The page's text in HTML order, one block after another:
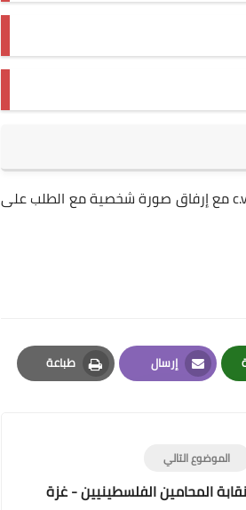
على من ترغب في التقدم للوظيفة ويتوفر لديها الشروط اللازمة ارسال السيرة الذاتية c.v مع إرفاق صورة شخصية مع الطلب على
إرسال
Email
طباعة
Print
الموضوع التالي
المحامين الفلسطينيين - غزة